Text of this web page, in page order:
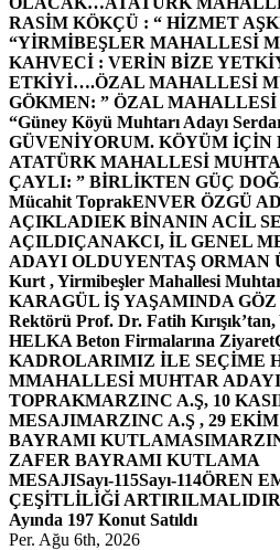
RASİM KÖKÇÜ : “ HİZMET
“YİRMİBEŞLER MAHALLESİ
KAHVECİ : VERİN BİZE
ETKİYİ….ÖZAL MAHALLESİ
GÖKMEN: ” ÖZAL
“Güney Köyü Muhtarı Adayı
GÜVENİYORUM. KÖYÜM
ATATÜRK MAHALLESİ
ÇAYLI: ” BİRLİKTEN GÜÇ
Mücahit ToprakENVER ÖZGÜ
AÇIKLADIEK BİNANIN ACİL
AÇILDIÇANAKCI, İL GENEL
ADAYI OLDUYENTAŞ ORMAN
Kurt , Yirmibeşler Mahallesi
KARAGÜL İŞ YAŞAMINDA
Rektörü Prof. Dr. Fatih
HELKA Beton Firmalarına Ziyaret
KADROLARIMIZ İLE SEÇİME
MMAHALLESİ MUHTAR
TOPRAKMARZINC A.Ş, 10
MESAJIMARZINC A.Ş , 29
BAYRAMI KUTLAMASI
ZAFER BAYRAMI KUTLAMA
MESAJISayı-115Sayı-114ÖREN
ÇEŞİTLİLİĞİ ARTIRILMALIDIR
Ayında 197 Konut Satıldı
Per. Ağu 6th, 2026